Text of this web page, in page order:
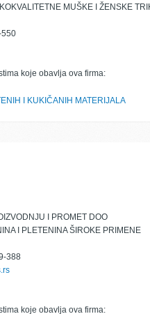
MUŠKE I ŽENSKE
550
koje obavlja ova firma:
I KUKIČANIH MATERIJALA
I PROMET DOO
I PLETENINA ŠIROKE PRIMENE
388
koje obavlja ova firma: